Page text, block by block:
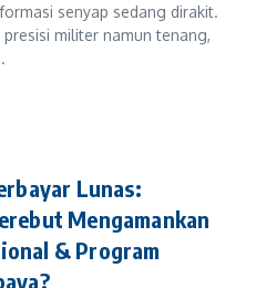
senyap sedang dirakit.
militer namun tenang,
Lunas:
Mengamankan
& Program